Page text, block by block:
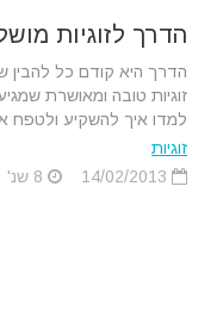
הדרך לזוגיות
הדרך היא קודם כל להבין
זוגיות טובה ומאושרת
למדו איך להשקיע ולטפח
זוגיות